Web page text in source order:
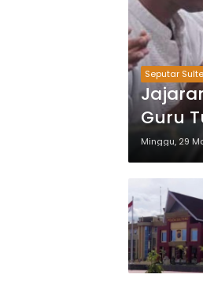
Seputar
Guru